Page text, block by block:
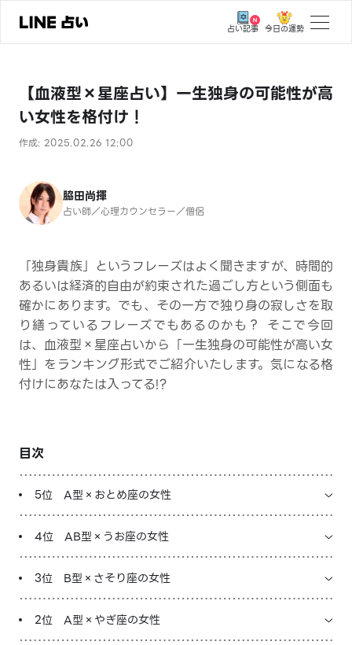
占い記事 今日の運勢
ユーザーの声
相談事例
おすすめの占い師
よくある質問
えもじの子（占）12星座占い
占い記事
お知らせ
LINE占いを開く
【血液型×星座占い】一生独身の可能性が高
い女性を格付け！
作成: 2025.02.26 12:00
脇田尚揮
占い師／心理カウンセラー／僧侶
「独身貴族」というフレーズはよく聞きますが、時間的
あるいは経済的自由が約束された過ごし方という側面も
確かにあります。でも、その一方で独り身の寂しさを取
り繕っているフレーズでもあるのかも？ そこで今回
は、血液型×星座占いから「一生独身の可能性が高い女
性」をランキング形式でご紹介いたします。気になる格
付けにあなたは入ってる!?
目次
5位 A型×おとめ座の女性
4位 AB型×うお座の女性
3位 B型×さそり座の女性
2位 A型×やぎ座の女性